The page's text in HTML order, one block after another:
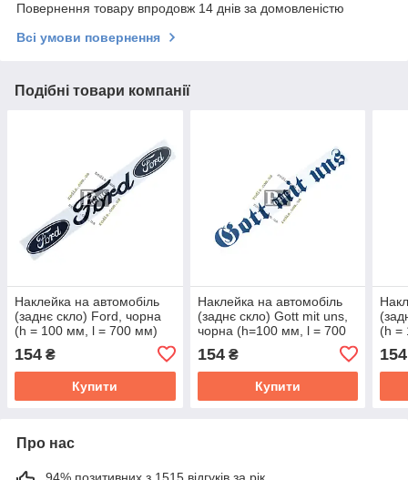
Повернення товару впродовж 14 днів за домовленістю
Всі умови повернення
Подібні товари компанії
Наклейка на автомобіль
(заднє скло) Ford, чорна
(h = 100 мм, l = 700 мм)
154 ₴
Купити
Наклейка на автомобіль
(заднє скло) Gott mit uns,
чорна (h=100 мм, l = 700
154₴
Купити
(h =
154
Про нас